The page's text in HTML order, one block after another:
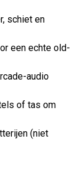
schiet en
een echte old-
audio
of tas om
(niet